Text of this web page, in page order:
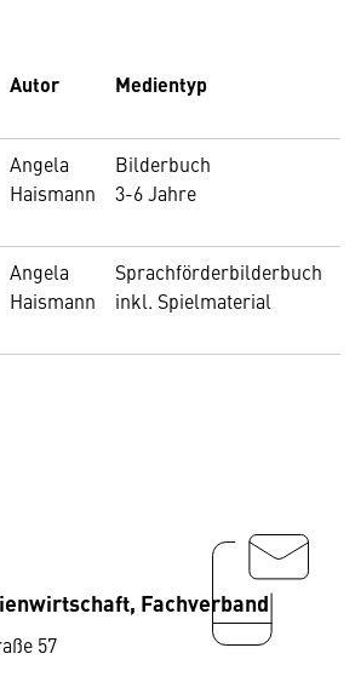
Autor Medientyp
Angela
Haismann
Bilderbuch
3-6 Jahre
Angela
Haismann
Sprachförderbilderbuch
inkl. Spielmaterial
Fachverband
57